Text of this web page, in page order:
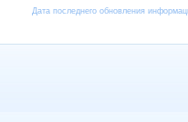
Дата последнего обновления